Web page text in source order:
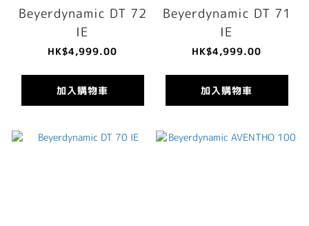
Beyerdynamic DT 72
IE
HK$4,999.00
加入購物車
Beyerdynamic DT 71
IE
HK$4,999.00
加入購物車